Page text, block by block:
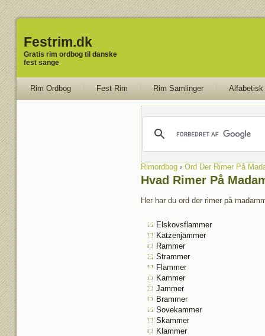
Festrim.dk
Gratis rim ordbog til danske
fest sange
Rim Ordbog Fest Rim Rim Samlinger Alfabetisk
Rimordbog› Ord Der Rimer På
Hvad Rimer På
Her har du ord der rimer på
Elskovsflammer
Katzenjammer
Rammer
Strammer
Flammer
Kammer
Jammer
Brammer
Sovekammer
Skammer
Klammer